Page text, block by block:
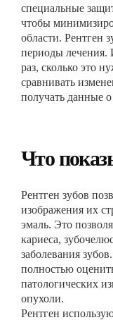
специальные
чтобы
области. Рентген
периоды лечения.
раз, сколько это
сравнивать
получать данные
Что
Рентген зубов
изображения их
эмаль. Это
кариеса,
заболевания
полностью
патологических
опухоли.
Рентген